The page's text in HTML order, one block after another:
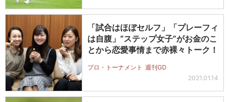
「試合はほぼセルフ」「プレーフィ
は自腹」“ステップ女子”がお金のこ
とから恋愛事情まで赤裸々トーク！
プロ・トーナメント 週刊GD
2021.01.14